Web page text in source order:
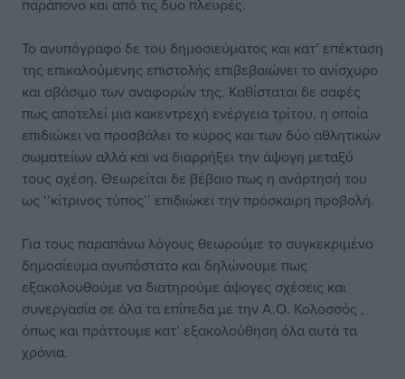
παράπονο και από τις δυο πλευρές.
Το ανυπόγραφο δε του δημοσιεύματος και κατ’ επέκταση
της επικαλούμενης επιστολής επιβεβαιώνει το ανίσχυρο
και αβάσιμο των αναφορών της. Καθίσταται δε σαφές
πως αποτελεί μια κακεντρεχή ενέργεια τρίτου, η οποία
επιδιώκει να προσβάλει το κύρος και των δύο αθλητικών
σωματείων αλλά και να διαρρήξει την άψογη μεταξύ
τους σχέση. Θεωρείται δε βέβαιο πως η ανάρτησή του
ως ‘’κίτρινος τύπος’’ επιδιώκει την πρόσκαιρη προβολή.
Για τους παραπάνω λόγους θεωρούμε το συγκεκριμένο
δημοσίευμα ανυπόστατο και δηλώνουμε πως
εξακολουθούμε να διατηρούμε άψογες σχέσεις και
συνεργασία σε όλα τα επίπεδα με την Α.Ο. Κολοσσός ,
όπως και πράττουμε κατ’ εξακολούθηση όλα αυτά τα
χρόνια.